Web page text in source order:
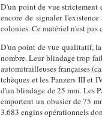
D'un point de vue strictement
encore de signaler
colonies. Ce matériel n'est
D'un point de vue qualitatif, la
nombre. Leur blindage trop
automitrailleuses françaises
tchèques et les Panzers III et
d'un blindage de 25 mm. Les
emportent un obusier de 75
3.683 engins opérationnels